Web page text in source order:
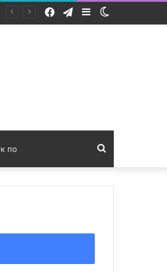
Sidebar
Telegram
Facebook
по